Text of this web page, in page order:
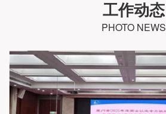
工作动态
PHOTO NEWS